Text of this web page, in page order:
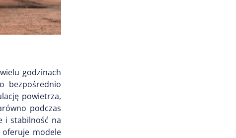
godzinach
bezpośrednio
powietrza,
podczas
i stabilność na
oferuje modele